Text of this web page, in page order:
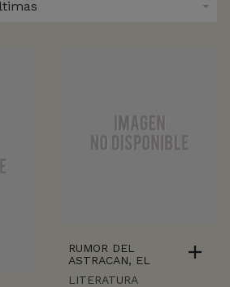
RUMOR DEL
ASTRACAN, EL
LITERATURA